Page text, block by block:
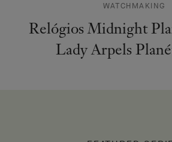
WATCHMAKING
Relógios Midnight
Lady Arpels